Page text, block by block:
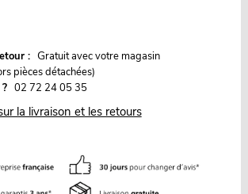
: Gratuit avec votre magasin
pièces détachées)
02 72 24 05 35
la livraison et les retours